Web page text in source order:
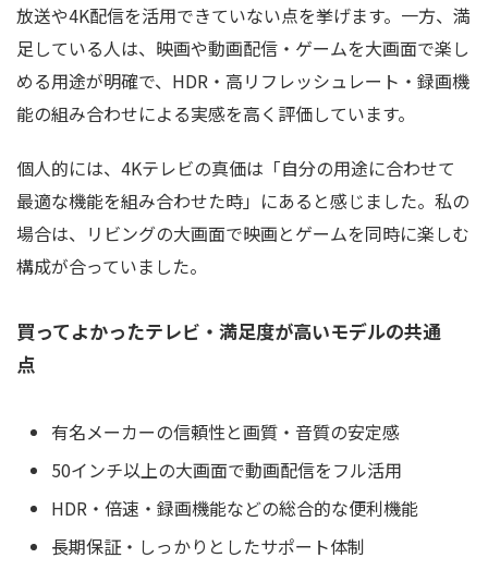
放送や4K配信を活用できていない点を挙げます。一方、満
足している人は、映画や動画配信・ゲームを大画面で楽し
める用途が明確で、HDR・高リフレッシュレート・録画機
能の組み合わせによる実感を高く評価しています。
個人的には、4Kテレビの真価は「自分の用途に合わせて
最適な機能を組み合わせた時」にあると感じました。私の
場合は、リビングの大画面で映画とゲームを同時に楽しむ
構成が合っていました。
買ってよかったテレビ・満足度が高いモデルの共通
点
有名メーカーの信頼性と画質・音質の安定感
50インチ以上の大画面で動画配信をフル活用
HDR・倍速・録画機能などの総合的な便利機能
長期保証・しっかりとしたサポート体制